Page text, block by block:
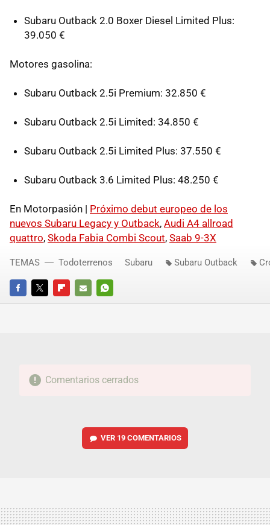
Subaru Outback 2.0 Boxer Diesel Limited Plus:
39.050 €
Motores gasolina:
Subaru Outback 2.5i Premium: 32.850 €
Subaru Outback 2.5i Limited: 34.850 €
Subaru Outback 2.5i Limited Plus: 37.550 €
Subaru Outback 3.6 Limited Plus: 48.250 €
En Motorpasión | Próximo debut europeo de los
nuevos Subaru Legacy y Outback, Audi A4 allroad
quattro, Skoda Fabia Combi Scout, Saab 9-3X
FACEBOOKTWITTERFLIPBOARD
E-
WHATSAPP
TEMAS Todoterrenos Subaru Subaru Outback
Comentarios cerrados
VER 19 COMENTARIOS